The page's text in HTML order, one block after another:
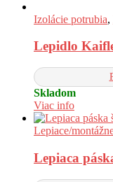
Izolácie potrubia,
Lepidlo
Skladom
Viac info
Lepiace/
Lepiaca